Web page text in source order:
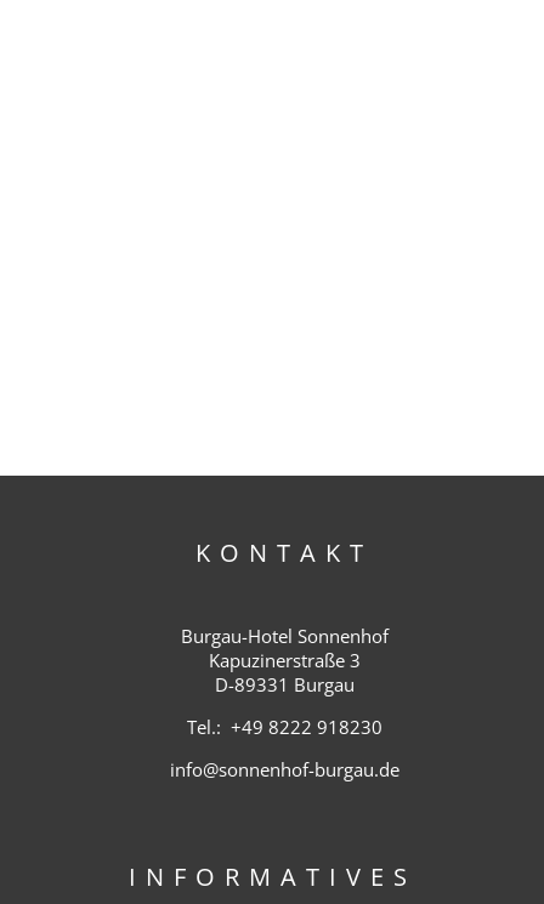
KONTAKT
Burgau-Hotel Sonnenhof
Kapuzinerstraße 3
D-89331 Burgau
Tel.: +49 8222 918230
info@sonnenhof-burgau.de
INFORMATIVES